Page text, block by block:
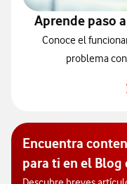
Aprende paso
Conoce el
problema
Encuentra
para ti en el Blog